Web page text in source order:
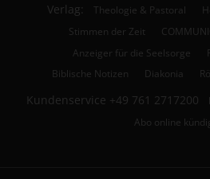
Verlag: Theologie & Pastoral
Stimmen der Zeit
Anzeiger für die Seelsorge
Biblische Notizen
Diakonia
Kundenservice +49 761 2717200
Abo online